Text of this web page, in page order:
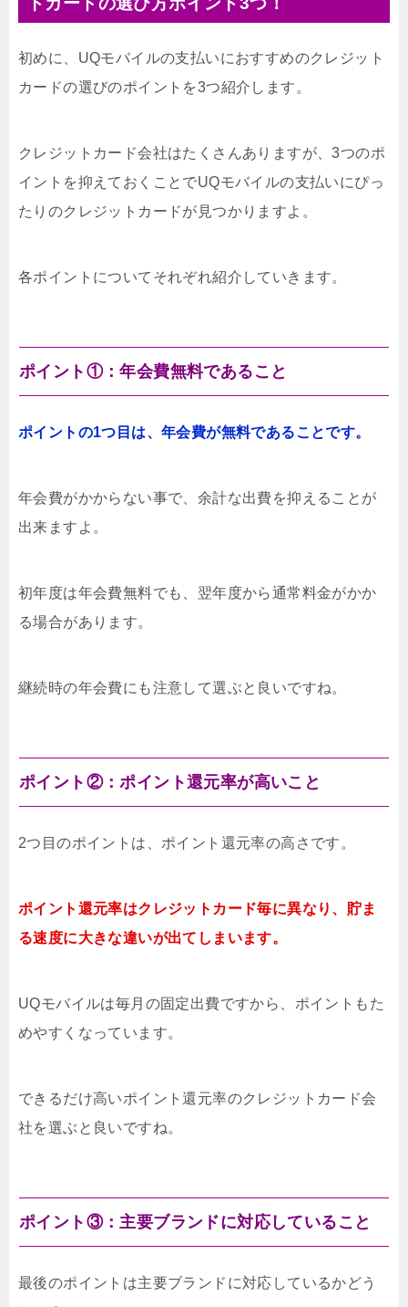
初めに、UQモバイルの支払いにおすすめのクレジット
カードの選びのポイントを3つ紹介します。
クレジットカード会社はたくさんありますが、3つのポ
イントを抑えておくことでUQモバイルの支払いにぴっ
たりのクレジットカードが見つかりますよ。
各ポイントについてそれぞれ紹介していきます。
ポイント①：年会費無料であること
ポイントの1つ目は、年会費が無料であることです。
年会費がかからない事で、余計な出費を抑えることが
出来ますよ。
初年度は年会費無料でも、翌年度から通常料金がかか
る場合があります。
継続時の年会費にも注意して選ぶと良いですね。
ポイント②：ポイント還元率が高いこと
2つ目のポイントは、ポイント還元率の高さです。
ポイント還元率はクレジットカード毎に異なり、貯ま
る速度に大きな違いが出てしまいます。
UQモバイルは毎月の固定出費ですから、ポイントもた
めやすくなっています。
できるだけ高いポイント還元率のクレジットカード会
社を選ぶと良いですね。
ポイント③：主要ブランドに対応していること
最後のポイントは主要ブランドに対応しているかどう